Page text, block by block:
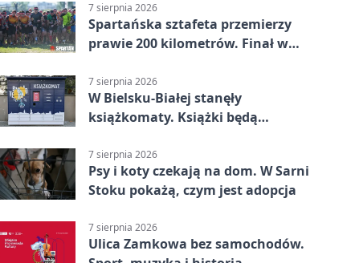
7 sierpnia 2026
Spartańska sztafeta przemierzy
prawie 200 kilometrów. Finał w
7 sierpnia 2026
W Bielsku-Białej stanęły
książkomaty. Książki będą
7 sierpnia 2026
Psy i koty czekają na dom. W Sarni
Stoku pokażą, czym jest adopcja
7 sierpnia 2026
Ulica Zamkowa bez samochodów.